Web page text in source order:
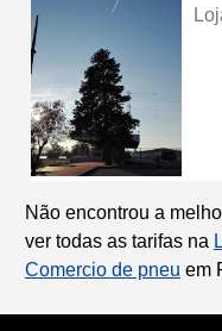
Não encontrou a
ver todas as tarifas na
Comercio de pneu em